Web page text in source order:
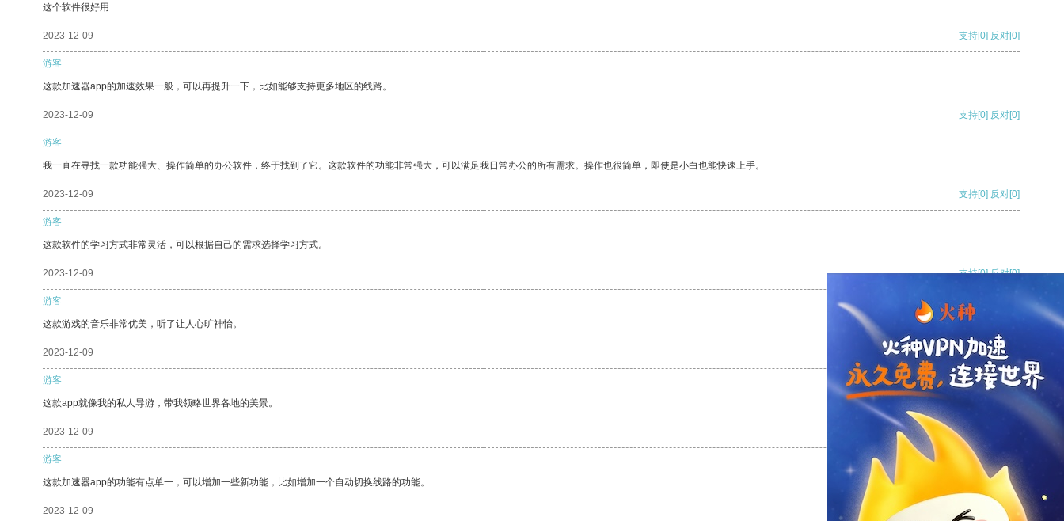
这个软件很好用
2023-12-09 支持[0] 反对[0]
游客
这款加速器app的加速效果一般，可以再提升一下，比如能够支持更多地区的线路。
2023-12-09 支持[0] 反对[0]
游客
我一直在寻找一款功能强大、操作简单的办公软件，终于找到了它。这款软件的功能非常强大，可以满足我日常办公的所有需求。操作也很简单，即使是小白也能快速上手。
2023-12-09 支持[0] 反对[0]
游客
这款软件的学习方式非常灵活，可以根据自己的需求选择学习方式。
2023-12-09 支持[0] 反对[0]
游客
这款游戏的音乐非常优美，听了让人心旷神怡。
2023-12-09 支持[0] 反对
游客
这款app就像我的私人导游，带我领略世界各地的美景。
2023-12-09 支持
游客
这款加速器app的功能有点单一，可以增加一些新功能，比如增加一个自动切换线路的功能。
2023-12-09 支持 反对 [0]